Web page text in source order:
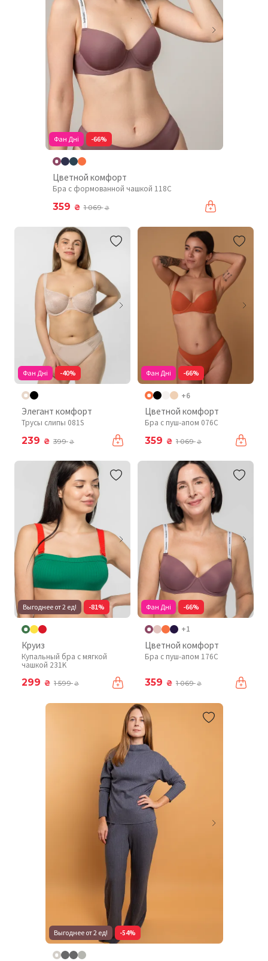
Фан Дні -66%
Цветной комфорт
Бра с формованной чашкой 118C
359 ₴ 1 069₴
Фан Дні -40%
Элегант комфорт
Трусы слипы 081S
239 ₴ 399₴
Фан Дні -66%
+6
Цветной комфорт
Бра с пуш-апом 076C
359 ₴ 1 069₴
Выгоднее от 2 ед! -81%
Круиз
Купальный бра с мягкой
чашкой 231K
299 ₴ 1 599₴
Фан Дні -66%
+1
Цветной комфорт
Бра с пуш-апом 176C
359 ₴ 1 069₴
Выгоднее от 2 ед! -54%